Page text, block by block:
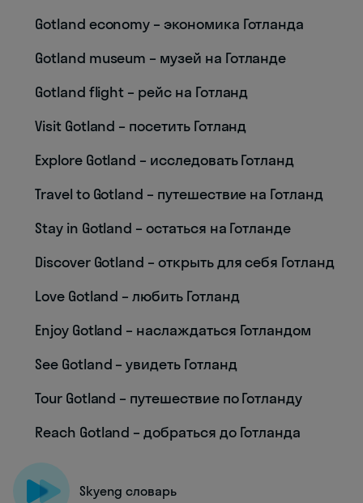
Gotland economy – экономика Готланда
Gotland museum – музей на Готланде
Gotland flight – рейс на Готланд
Visit Gotland – посетить Готланд
Explore Gotland – исследовать Готланд
Travel to Gotland – путешествие на Готланд
Stay in Gotland – остаться на Готланде
Discover Gotland – открыть для себя Готланд
Love Gotland – любить Готланд
Enjoy Gotland – наслаждаться Готландом
See Gotland – увидеть Готланд
Tour Gotland – путешествие по Готланду
Reach Gotland – добраться до Готланда
Skyeng словарь